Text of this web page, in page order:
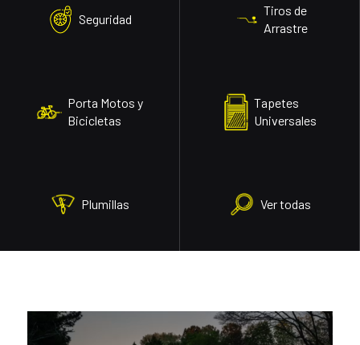
Seguridad
Tiros de
Arrastre
Porta Motos y
Bicicletas
Tapetes
Universales
Plumillas Ver todas